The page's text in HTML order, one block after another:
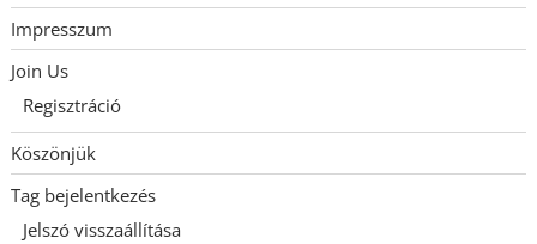
Impresszum
Join Us
Regisztráció
Köszönjük
Tag bejelentkezés
Jelszó visszaállítása